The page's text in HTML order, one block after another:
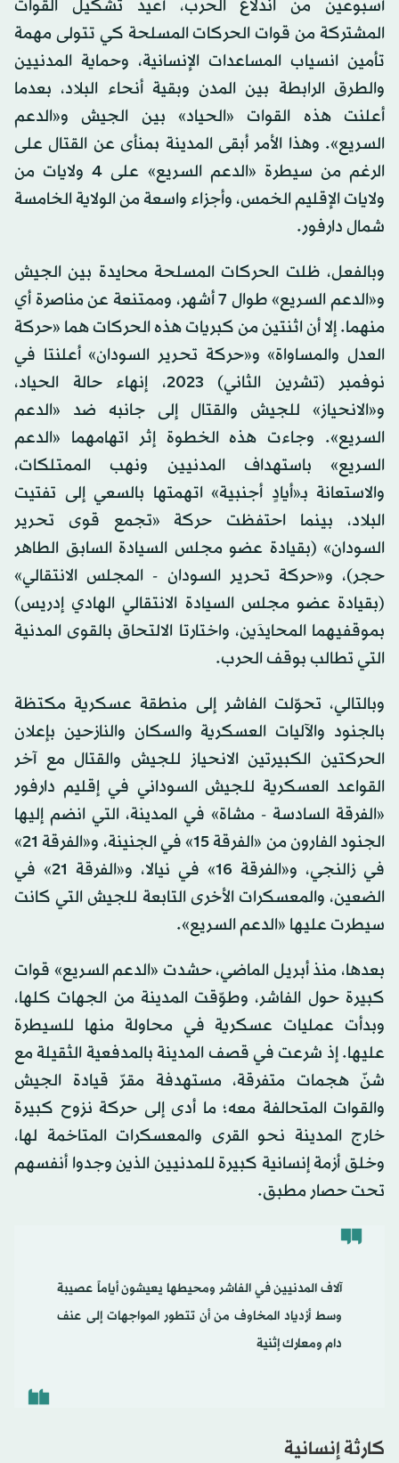
أسبوعين من اندلاع الحرب، أُعيد تشكيل القوات
المشتركة من قوات الحركات المسلحة كي تتولى مهمة
تأمين انسياب المساعدات الإنسانية، وحماية المدنيين
والطرق الرابطة بين المدن وبقية أنحاء البلاد، بعدما
أعلنت هذه القوات «الحياد» بين الجيش و«الدعم
السريع». وهذا الأمر أبقى المدينة بمنأى عن القتال على
الرغم من سيطرة «الدعم السريع» على 4 ولايات من
ولايات الإقليم الخمس، وأجزاء واسعة من الولاية الخامسة
شمال دارفور.
وبالفعل، ظلت الحركات المسلحة محايدة بين الجيش
و«الدعم السريع» طوال 7 أشهر، وممتنعة عن مناصرة أي
منهما. إلا أن اثنتين من كبريات هذه الحركات هما «حركة
العدل والمساواة» و«حركة تحرير السودان» أعلنتا في
نوفمبر (تشرين الثاني) 2023، إنهاء حالة الحياد،
و«الانحياز» للجيش والقتال إلى جانبه ضد «الدعم
السريع». وجاءت هذه الخطوة إثر اتهامهما «الدعم
السريع» باستهداف المدنيين ونهب الممتلكات،
والاستعانة بـ«أيادٍ أجنبية» اتهمتها بالسعي إلى تفتيت
البلاد، بينما احتفظت حركة «تجمع قوى تحرير
السودان» (بقيادة عضو مجلس السيادة السابق الطاهر
حجر)، و«حركة تحرير السودان - المجلس الانتقالي»
(بقيادة عضو مجلس السيادة الانتقالي الهادي إدريس)
بموقفيهما المحايدَين، واختارتا الالتحاق بالقوى المدنية
التي تطالب بوقف الحرب.
وبالتالي، تحوّلت الفاشر إلى منطقة عسكرية مكتظة
بالجنود والآليات العسكرية والسكان والنازحين بإعلان
الحركتين الكبيرتين الانحياز للجيش والقتال مع آخر
القواعد العسكرية للجيش السوداني في إقليم دارفور
«الفرقة السادسة - مشاة» في المدينة، التي انضم إليها
الجنود الفارون من «الفرقة 15» في الجنينة، و«الفرقة 21»
في زالنجي، و«الفرقة 16» في نيالا، و«الفرقة 21» في
الضعين، والمعسكرات الأخرى التابعة للجيش التي كانت
سيطرت عليها «الدعم السريع».
بعدها، منذ أبريل الماضي، حشدت «الدعم السريع» قوات
كبيرة حول الفاشر، وطوّقت المدينة من الجهات كلها،
وبدأت عمليات عسكرية في محاولة منها للسيطرة
عليها. إذ شرعت في قصف المدينة بالمدفعية الثقيلة مع
شنّ هجمات متفرقة، مستهدفة مقرّ قيادة الجيش
والقوات المتحالفة معه؛ ما أدى إلى حركة نزوح كبيرة
خارج المدينة نحو القرى والمعسكرات المتاخمة لها،
وخلق أزمة إنسانية كبيرة للمدنيين الذين وجدوا أنفسهم
تحت حصار مطبق.
آلاف المدنيين في الفاشر ومحيطها يعيشون أياماً عصيبة
وسط أزدياد المخاوف من أن تتطور المواجهات إلى عنف
دام ومعارك إثنية
كارثة إنسانية